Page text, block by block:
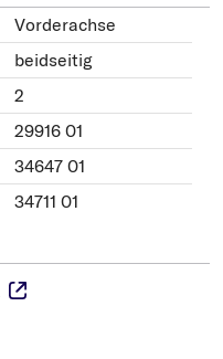
Vorderachse
beidseitig
2
29916 01
34647 01
34711 01